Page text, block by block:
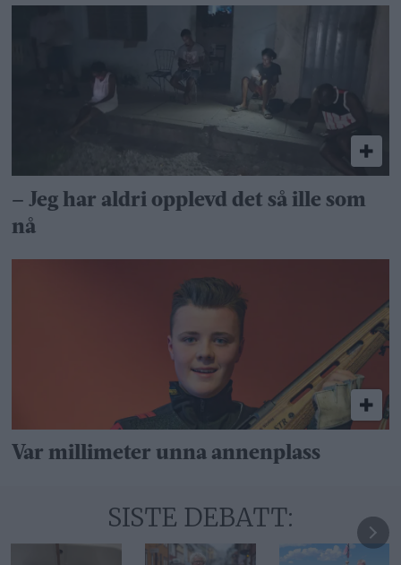
– Jeg har aldri opplevd det så ille som
nå
Var millimeter unna annenplass
SISTE DEBATT: